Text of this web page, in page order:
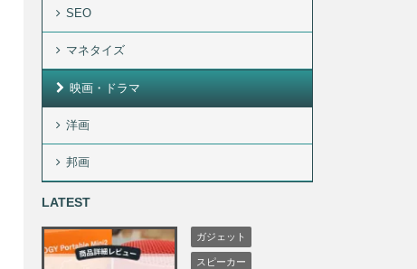
SEO
マネタイズ
映画・ドラマ
洋画
邦画
LATEST
ガジェット
スピーカー